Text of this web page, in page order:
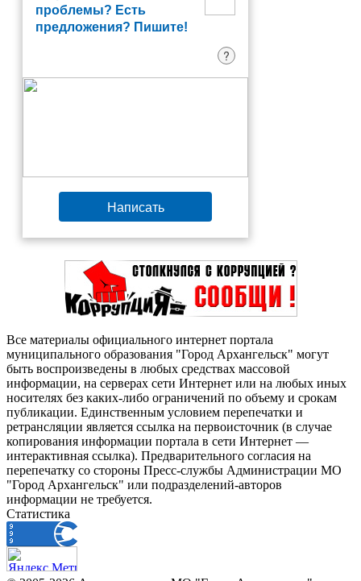
проблемы? Есть
предложения? Пишите!
?
Написать
Все материалы официального интернет портала
муниципального образования "Город Архангельск" могут
быть воспроизведены в любых средствах массовой
информации, на серверах сети Интернет или на любых иных
носителях без каких-либо ограничений по объему и срокам
публикации. Единственным условием перепечатки и
ретрансляции является ссылка на первоисточник (в случае
копирования информации портала в сети Интернет —
интерактивная ссылка). Предварительного согласия на
перепечатку со стороны Пресс-службы Администрации МО
"Город Архангельск" или подразделений-авторов
информации не требуется.
Статистика